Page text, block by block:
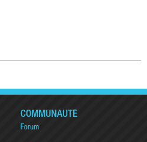
COMMUNAUTÉ
Forum